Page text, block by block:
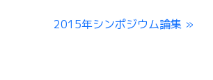
2015年シンポジウム論集